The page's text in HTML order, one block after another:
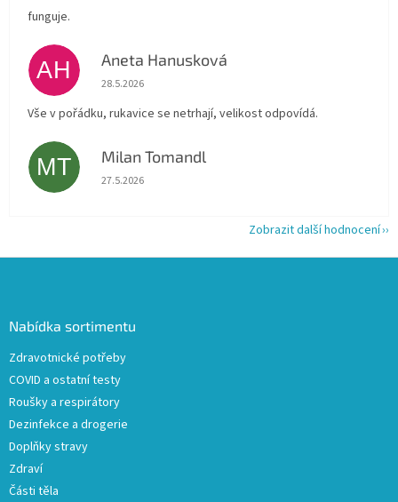
funguje.
AH Aneta Hanusková
Hodnocení obchodu je 5 z 5 hvězdiček.
28.5.2026
Vše v pořádku, rukavice se netrhají, velikost odpovídá.
MT Milan Tomandl
Hodnocení obchodu je 5 z 5 hvězdiček.
27.5.2026
Zobrazit další hodnocení
Nabídka sortimentu
Zdravotnické potřeby
COVID a ostatní testy
Roušky a respirátory
Dezinfekce a drogerie
Doplňky stravy
Zdraví
Části těla